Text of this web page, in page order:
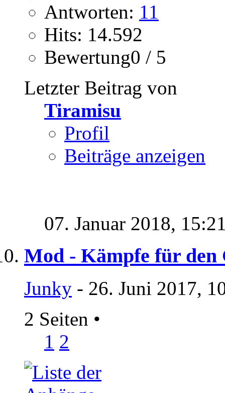
Antworten: 11
Hits: 14.592
Bewertung0 / 5
Letzter Beitrag von
Tiramisu
Profil
Beiträge anzeigen
07. Januar 2018,
Mod - Kämpfe für
Junky - 26. Juni 2017,
2 Seiten •
1 2